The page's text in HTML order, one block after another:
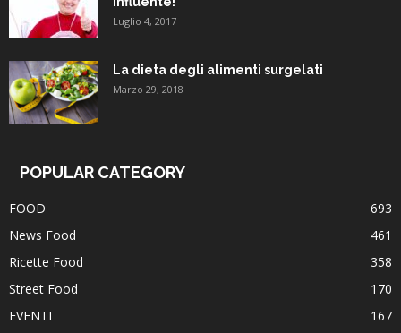
Luglio 4, 2017
La dieta degli alimenti surgelati
Marzo 29, 2018
POPULAR CATEGORY
FOOD
693
News Food
461
Ricette Food
358
Street Food
170
EVENTI
167